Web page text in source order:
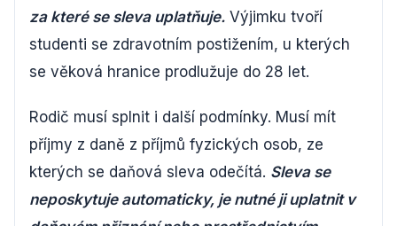
za které se sleva uplatňuje. Výjimku tvoří
studenti se zdravotním postižením, u kterých
se věková hranice prodlužuje do 28 let.
Rodič musí splnit i další podmínky. Musí mít
příjmy z daně z příjmů fyzických osob, ze
kterých se daňová sleva odečítá. Sleva se
neposkytuje automaticky, je nutné ji uplatnit v